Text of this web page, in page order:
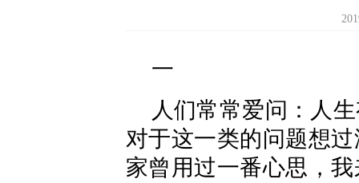
一
人们常常爱问：人
对于这一类的问题想
家曾用过一番心思，